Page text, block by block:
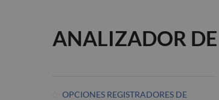
ANALIZADOR
OPCIONES REGISTRADORES DE